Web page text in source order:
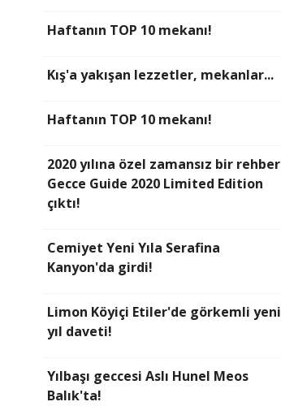
Haftanın TOP 10 mekanı!
Kış'a yakışan lezzetler, mekanlar...
Haftanın TOP 10 mekanı!
2020 yılına özel zamansız bir rehber
Gecce Guide 2020 Limited Edition
çıktı!
Cemiyet Yeni Yıla Serafina
Kanyon'da girdi!
Limon Köyiçi Etiler'de görkemli yeni
yıl daveti!
Yılbaşı geccesi Aslı Hunel Meos
Balık'ta!